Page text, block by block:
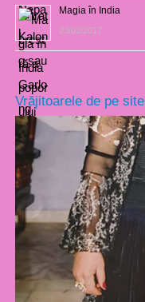
Magia în India
23/02/2017
Vrăjitoarele de pe site